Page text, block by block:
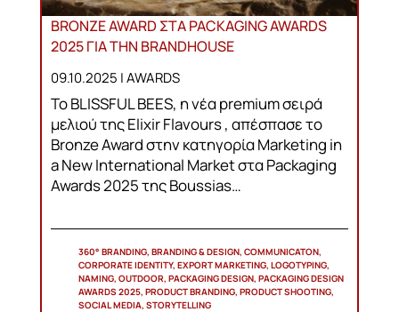
BRONZE AWARD ΣΤΑ PACKAGING AWARDS
2025 ΓΙΑ ΤΗΝ BRANDHOUSE
09.10.2025 |AWARDS
Το BLISSFUL BEES, η νέα premium σειρά
μελιού της Elixir Flavours , απέσπασε το
Bronze Award στην κατηγορία Marketing in
a New International Market στα Packaging
Awards 2025 της Boussias…
360° BRANDING, BRANDING & DESIGN, COMMUNICATON,
CORPORATE IDENTITY, EXPORT MARKETING, LOGOTYPING,
NAMING, OUTDOOR, PACKAGING DESIGN, PACKAGING DESIGN
AWARDS 2025, PRODUCT BRANDING, PRODUCT SHOOTING,
SOCIAL MEDIA, STORYTELLING